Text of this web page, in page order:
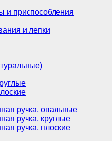
и приспособления
и лепки
ручка, овальные
ручка, круглые
ручка, плоские